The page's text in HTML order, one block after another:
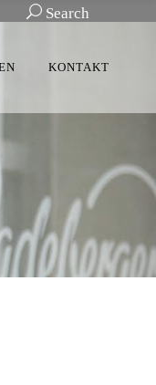
Search
KONTAKT